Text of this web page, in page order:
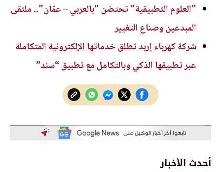
"العلوم التطبيقية" تحتضن "بالعربي – عمّان".. ملتقى
المبدعين وصناع التغيير
شركة كهرباء إربد تطلق خدماتها الإلكترونية المتكاملة
عبر تطبيقها الذكي وبالتكامل مع تطبيق “سند”
أحدث الأخبار